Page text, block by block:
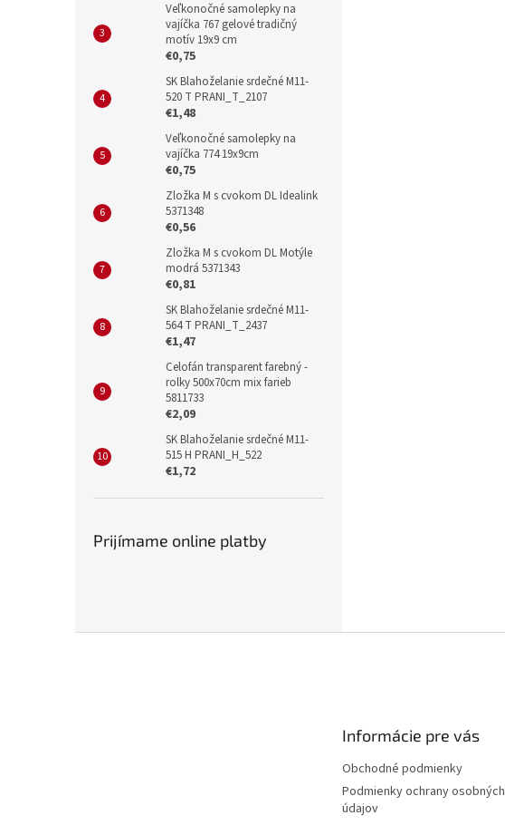
Veľkonočné samolepky na
vajíčka 767 gelové tradičný
motív 19x9 cm
€0,75
SK Blahoželanie srdečné M11-
520 T PRANI_T_2107
€1,48
Veľkonočné samolepky na
vajíčka 774 19x9cm
€0,75
Zložka M s cvokom DL Idealink
5371348
€0,56
Zložka M s cvokom DL Motýle
modrá 5371343
€0,81
SK Blahoželanie srdečné M11-
564 T PRANI_T_2437
€1,47
Celofán transparent farebný -
rolky 500x70cm mix farieb
5811733
€2,09
SK Blahoželanie srdečné M11-
515 H PRANI_H_522
€1,72
Prijímame online platby
Informácie pre vás
Obchodné podmienky
Podmienky ochrany osobných
údajov